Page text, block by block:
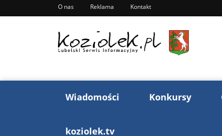
O nas Reklama Kontakt
Wiadomości Konkursy
koziolek.tv